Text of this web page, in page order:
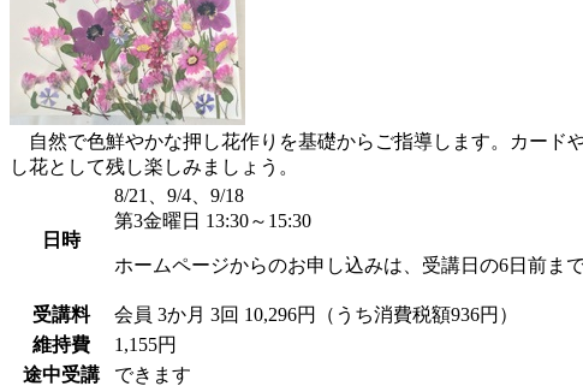
自然で色鮮やかな押し花作りを基礎からご指導します。カード
し花として残し楽しみましょう。
日時
8/21、9/4、9/18
第3金曜日 13:30～15:30
ホームページからのお申し込みは、受講日の6日前ま
受講料 会員 3か月 3回 10,296円（うち消費税額936円）
維持費
1,155円
途中受講
できます